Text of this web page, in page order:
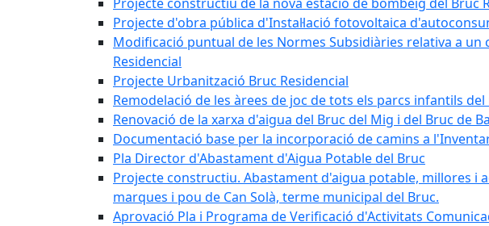
Projecte d'obra pública d'Instal·lació fotovoltaica
Modificació puntual de les Normes Subsidiàries relativa a
Residencial
Projecte Urbanització Bruc Residencial
Remodelació de les àrees de joc de tots els parcs infantils
Renovació de la xarxa d'aigua del Bruc del Mig i del Bruc de
Documentació base per la incorporació de camins a
Pla Director d'Abastament d'Aigua Potable del Bruc
Projecte constructiu. Abastament d'aigua potable, millores i
marques i pou de Can Solà, terme municipal del Bruc.
Aprovació Pla i Programa de Verificació d'Activitats